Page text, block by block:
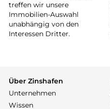
treffen wir unsere
Immobilien-Auswahl
unabhängig von den
Interessen Dritter.
Über Zinshafen
Unternehmen
Wissen